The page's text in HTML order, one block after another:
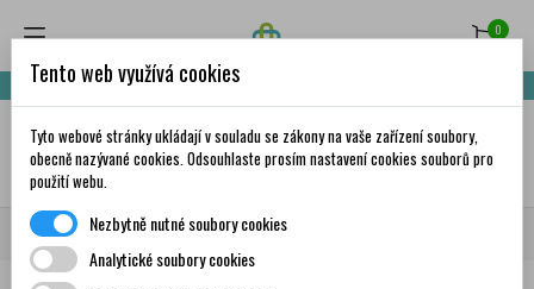
0
Nakupte za 999,- Kč a získáte dopravu zdarma!
✦AI
Domů Značky SENSODYNE
Tento web využívá cookies
Tyto webové stránky ukládají v souladu se zákony na vaše zařízení soubory,
obecně nazývané cookies. Odsouhlaste prosím nastavení cookies souborů pro
použití webu.
Nezbytně nutné soubory cookies
Analytické soubory cookies